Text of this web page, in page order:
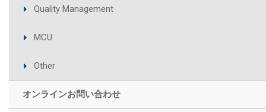
Quality Management
MCU
Other
オンラインお問い合わせ